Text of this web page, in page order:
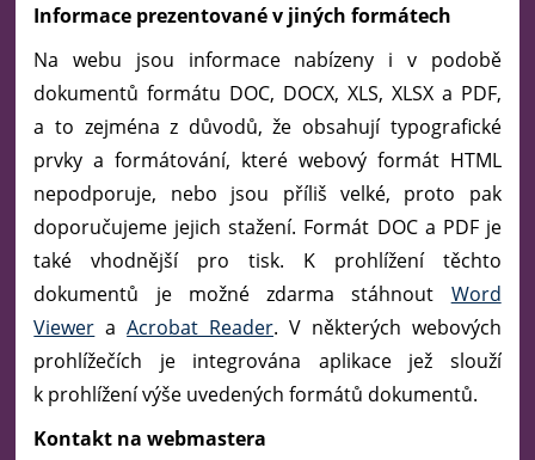
Informace prezentované v jiných formátech
Na webu jsou informace nabízeny i v podobě
dokumentů formátu DOC, DOCX, XLS, XLSX a PDF,
a to zejména z důvodů, že obsahují typografické
prvky a formátování, které webový formát HTML
nepodporuje, nebo jsou příliš velké, proto pak
doporučujeme jejich stažení. Formát DOC a PDF je
také vhodnější pro tisk. K prohlížení těchto
dokumentů je možné zdarma stáhnout Word
Viewer aAcrobat Reader. V některých webových
prohlížečích je integrována aplikace jež slouží
k prohlížení výše uvedených formátů dokumentů.
Kontakt na webmastera